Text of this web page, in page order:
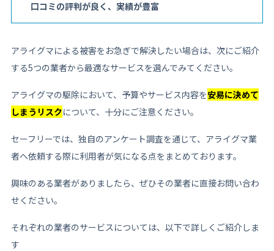
口コミの評判が良く、実績が豊富
アライグマによる被害をお急ぎで解決したい場合は、次にご紹介
する5つの業者から最適なサービスを選んでみてください。
アライグマの駆除において、予算やサービス内容を安易に決めて
しまうリスクについて、十分にご注意ください。
セーフリーでは、独自のアンケート調査を通じて、アライグマ業
者へ依頼する際に利用者が気になる点をまとめております。
興味のある業者がありましたら、ぜひその業者に直接お問い合わ
せください。
それぞれの業者のサービスについては、以下で詳しくご紹介しま
す